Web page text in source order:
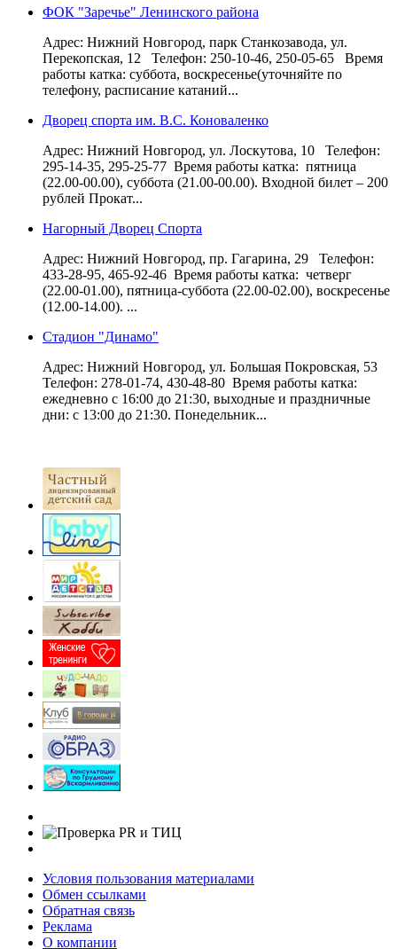
ФОК "Заречье" Ленинского района
Адрес: Нижний Новгород, парк Станкозавода, ул.
Перекопская, 12 Телефон: 250-10-46, 250-05-65 Время
работы катка: суббота, воскресенье(уточняйте по
телефону, расписание катаний...
Дворец спорта им. В.С. Коноваленко
Адрес: Нижний Новгород, ул. Лоскутова, 10 Телефон:
295-14-35, 295-25-77 Время работы катка: пятница
(22.00-00.00), суббота (21.00-00.00). Входной билет – 200
рублей Прокат...
Нагорный Дворец Спорта
Адрес: Нижний Новгород, пр. Гагарина, 29 Телефон:
433-28-95, 465-92-46 Время работы катка: четверг
(22.00-01.00), пятница-суббота (22.00-02.00), воскресенье
(12.00-14.00). ...
Стадион "Динамо"
Адрес: Нижний Новгород, ул. Большая Покровская, 53
Телефон: 278-01-74, 430-48-80 Время работы катка:
ежедневно с 16:00 до 21:30, выходные и праздничные
дни: с 13:00 до 21:30. Понедельник...
Условия пользования материалами
Обмен ссылками
Обратная связь
Реклама
О компании